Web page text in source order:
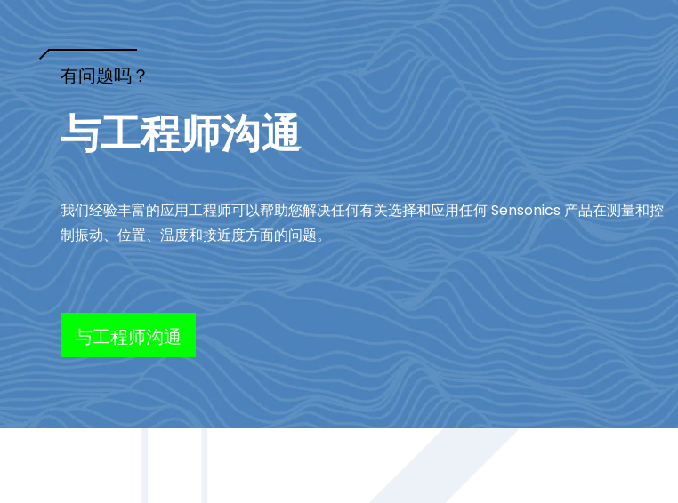
有问题吗？
与工程师沟通
我们经验丰富的应用工程师可以帮助您解决任何有关选择和应用任何 Sensonics 产品在测量和控
制振动、位置、温度和接近度方面的问题。
与工程师沟通